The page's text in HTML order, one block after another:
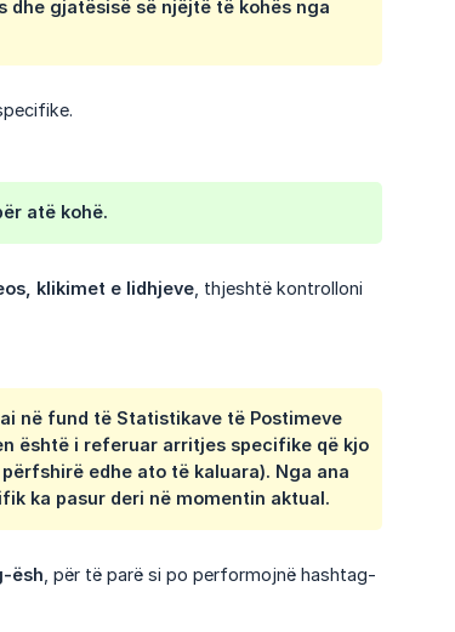
gjatësisë së njëjtë të kohës nga
atë kohë.
klikimet e lidhjeve , thjeshtë kontrolloni
në fund të Statistikave të Postimeve
është i referuar arritjes specifike që kjo
edhe ato të kaluara). Nga ana
ka pasur deri në momentin aktual.
ësh , për të parë si po performojnë hashtag-